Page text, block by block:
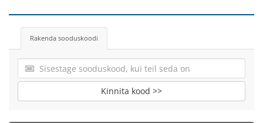
Rakenda sooduskoodi
Kinnita kood >>